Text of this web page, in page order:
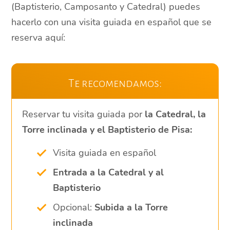
(Baptisterio, Camposanto y Catedral) puedes
hacerlo con una visita guiada en español que se
reserva aquí:
Te recomendamos:
Reservar tu visita guiada por la Catedral, la
Torre inclinada y el Baptisterio de Pisa:
Visita guiada en español
Entrada a la Catedral y al
Baptisterio
Opcional: Subida a la Torre
inclinada